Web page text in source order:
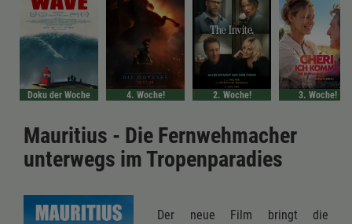
Doku der Woche 4. Woche! 2. Woche! 3. Woche!
Mauritius - Die Fernwehmacher
unterwegs im Tropenparadies
Der neue Film bringt die